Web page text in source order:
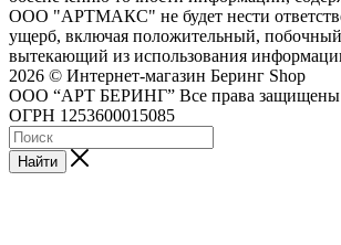
ООО "АРТМАКС" не будет нести
ущерб, включая положительный,
вытекающий из использования
2026 © Интернет-магазин Беринг Shop
ООО “АРТ БЕРИНГ” Все права защищены
ОГРН 1253600015085
Найти